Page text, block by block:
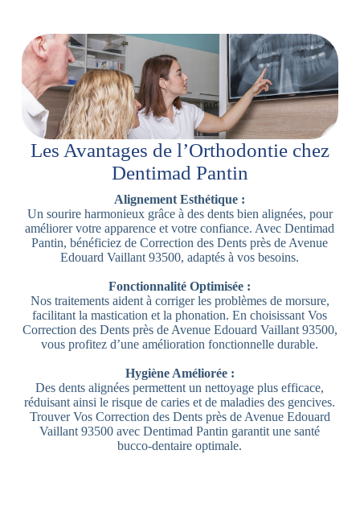
Les Avantages de l’Orthodontie chez
Dentimad Pantin
Alignement Esthétique :
Un sourire harmonieux grâce à des dents bien alignées, pour
améliorer votre apparence et votre confiance. Avec Dentimad
Pantin, bénéficiez de Correction des Dents près de Avenue
Edouard Vaillant 93500, adaptés à vos besoins.
Fonctionnalité Optimisée :
Nos traitements aident à corriger les problèmes de morsure,
facilitant la mastication et la phonation. En choisissant Vos
Correction des Dents près de Avenue Edouard Vaillant 93500,
vous profitez d’une amélioration fonctionnelle durable.
Hygiène Améliorée :
Des dents alignées permettent un nettoyage plus efficace,
réduisant ainsi le risque de caries et de maladies des gencives.
Trouver Vos Correction des Dents près de Avenue Edouard
Vaillant 93500 avec Dentimad Pantin garantit une santé
bucco-dentaire optimale.